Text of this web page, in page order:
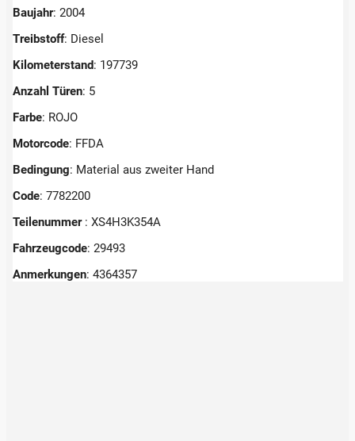
Baujahr: 2004
Treibstoff: Diesel
Kilometerstand: 197739
Anzahl Türen: 5
Farbe: ROJO
Motorcode: FFDA
Bedingung: Material aus zweiter Hand
Code: 7782200
Teilenummer : XS4H3K354A
Fahrzeugcode: 29493
Anmerkungen: 4364357